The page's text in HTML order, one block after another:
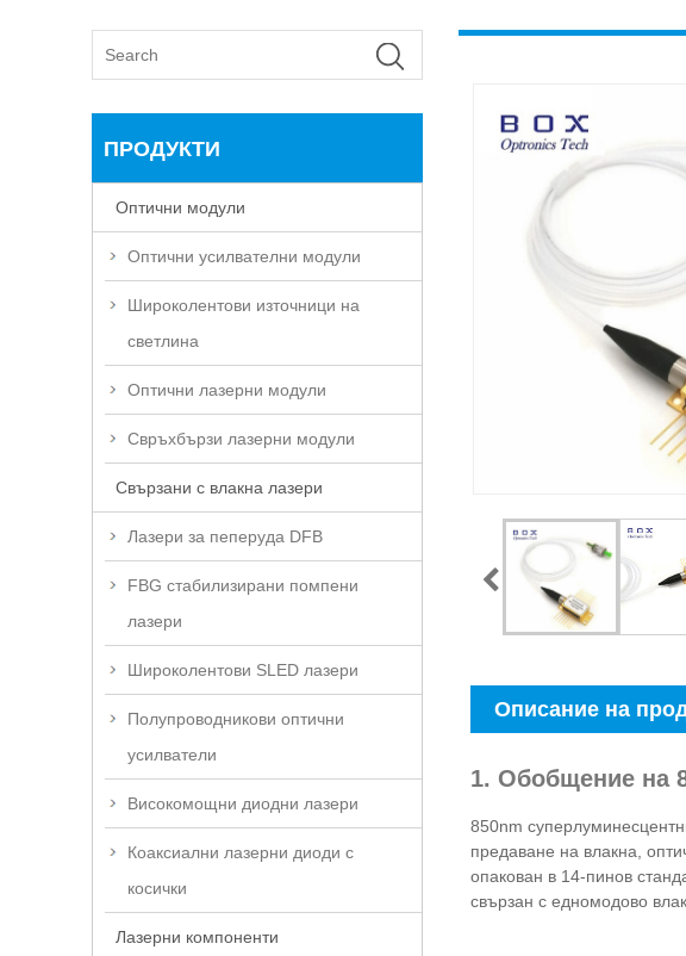
ПРОДУКТИ
Оптични модули
Оптични усилвателни модули
Широколентови източници на
светлина
Оптични лазерни модули
Свръхбързи лазерни модули
Свързани с влакна лазери
Лазери за пеперуда DFB
FBG стабилизирани помпени
лазери
Широколентови SLED лазери
Полупроводникови оптични
усилватели
Високомощни диодни лазери
Коаксиални лазерни диоди с
косички
Лазерни компоненти
Описание на
1. Обобщение на
850nm
предаване на влакна,
опакован в 14-пинов
свързан с едномодово